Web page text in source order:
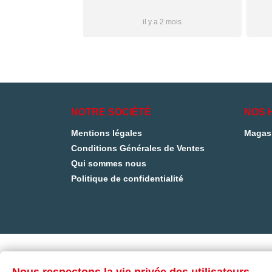
il y a 2 mois
NOTRE SOCIÉTÉ
Mentions légales
Conditions Générales de Ventes
Qui sommes nous
Politique de confidentialité
NOS